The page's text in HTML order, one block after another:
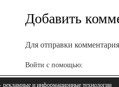
Добавить
Для отправки
Войти с помощью:
· рекламные и информационные технологии